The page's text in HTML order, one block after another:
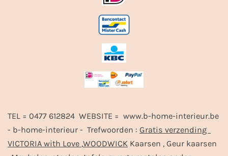
TEL = 0477 612824 WEBSITE = www.b-home-interieur.be
- b-home-interieur - Trefwoorden : Gratis verzending
VICTORIA with Love ,WOODWICK Kaarsen , Geur kaarsen